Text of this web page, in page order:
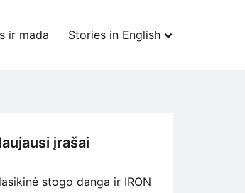
ir mada Stories in English
įrašai
stogo danga ir IRON